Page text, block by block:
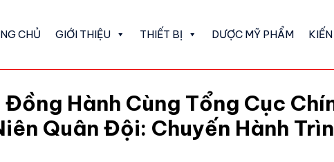
CHỦ GIỚI THIỆU THIẾT BỊ DƯỢC MỸ PHẨM
Đồng Hành Cùng Tổng Cục
Quân Đội: Chuyến Hành